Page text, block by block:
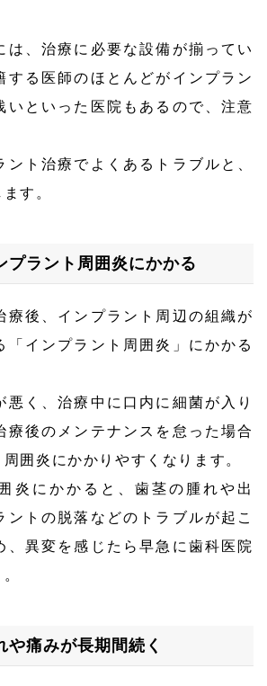
は、治療に必要な設備が揃ってい
する医師のほとんどがインプラン
いといった医院もあるので、注意
ント治療でよくあるトラブルと、
す。
プラント周囲炎にかかる
療後、インプラント周辺の組織が
「インプラント周囲炎」にかかる
悪く、治療中に口内に細菌が入り
療後のメンテナンスを怠った場合
囲炎にかかりやすくなります。
炎にかかると、歯茎の腫れや出
ントの脱落などのトラブルが起こ
、異変を感じたら早急に歯科医院
や痛みが長期間続く